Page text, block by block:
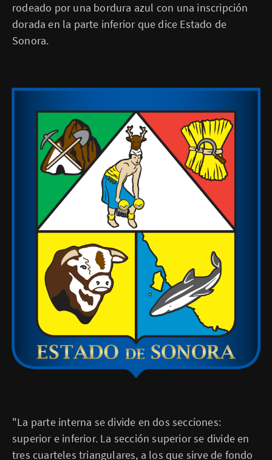
rodeado por una bordura azul con una inscripción
dorada en la parte inferior que dice Estado de
Sonora.
"La parte interna se divide en dos secciones:
superior e inferior. La sección superior se divide en
tres cuarteles triangulares, a los que sirve de fondo